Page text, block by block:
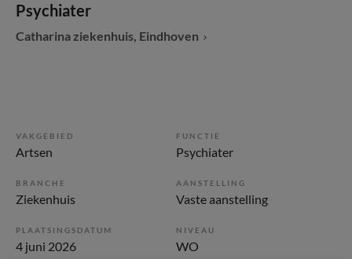
Psychiater
Catharina ziekenhuis, Eindhoven
VAKGEBIED
Artsen
FUNCTIE
Psychiater
BRANCHE
Ziekenhuis
AANSTELLING
Vaste aanstelling
PLAATSINGSDATUM
4 juni 2026
NIVEAU
WO